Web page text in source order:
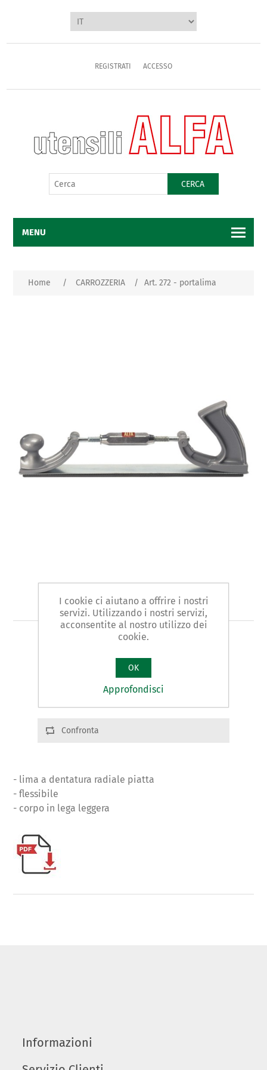
REGISTRATI ACCESSO
CERCA
MENU
Home / CARROZZERIA / Art. 272 - portalima
Art. 272 - portalima
PORTALIMA REGOLABILE
Varianti prodotto
Cod.: 27201 | L:360 | g.890
Confronta
- lima a dentatura radiale piatta
- flessibile
- corpo in lega leggera
Informazioni
I cookie ci aiutano a offrire i nostri
servizi. Utilizzando i nostri servizi,
acconsentite al nostro utilizzo dei
cookie.
OK
Approfondisci